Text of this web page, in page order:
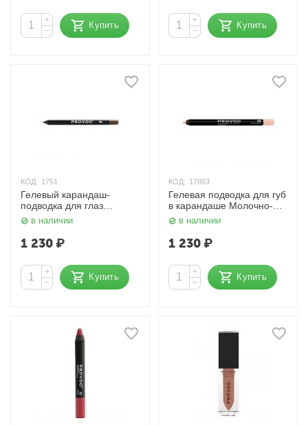
+
−
Купить
+
−
Купить
КОД: 1751
Гелевый карандаш-
подводка для глаз
Шиммер, цвет морской
волны темный Provoc
в наличии
1 230₽
+
−
Купить
КОД: 17863
Гелевая подводка для губ
в карандаше Молочно-
бежевая, 40 Hide & Seek
Provoc
в наличии
1 230₽
+
−
Купить